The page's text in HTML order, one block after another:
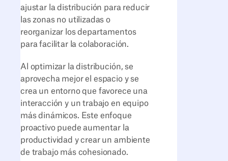
ajustar la distribución para reducir
las zonas no utilizadas o
reorganizar los departamentos
para facilitar la colaboración.
Al optimizar la distribución, se
aprovecha mejor el espacio y se
crea un entorno que favorece una
interacción y un trabajo en equipo
más dinámicos. Este enfoque
proactivo puede aumentar la
productividad y crear un ambiente
de trabajo más cohesionado.